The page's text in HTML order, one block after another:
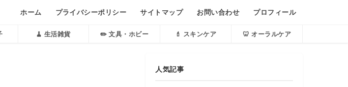
ホーム プライバシーポリシー サイトマップ お問い合わせ プロフィール
🧹 生活雑貨 ✏️ 文具・ホビー 💄 スキンケア 🦷 オーラルケア
人気記事